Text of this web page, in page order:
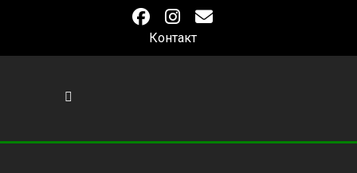
Контакт